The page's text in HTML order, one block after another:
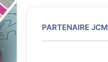
PARTENAIRE JCM